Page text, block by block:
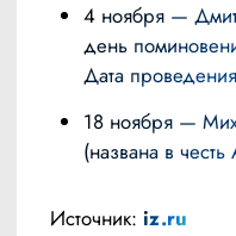
4 ноября — Дмитриевская родительская суббота. Это
день
Дата
18 ноября — Михайловская родительская суббота
(названа в
Источник: iz.ru